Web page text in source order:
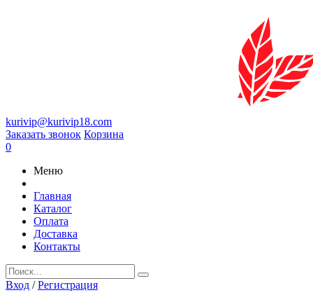
kurivip@kurivip18.com
Заказать звонок Корзина
0
Меню
Главная
Каталог
Оплата
Доставка
Контакты
Вход /Регистрация